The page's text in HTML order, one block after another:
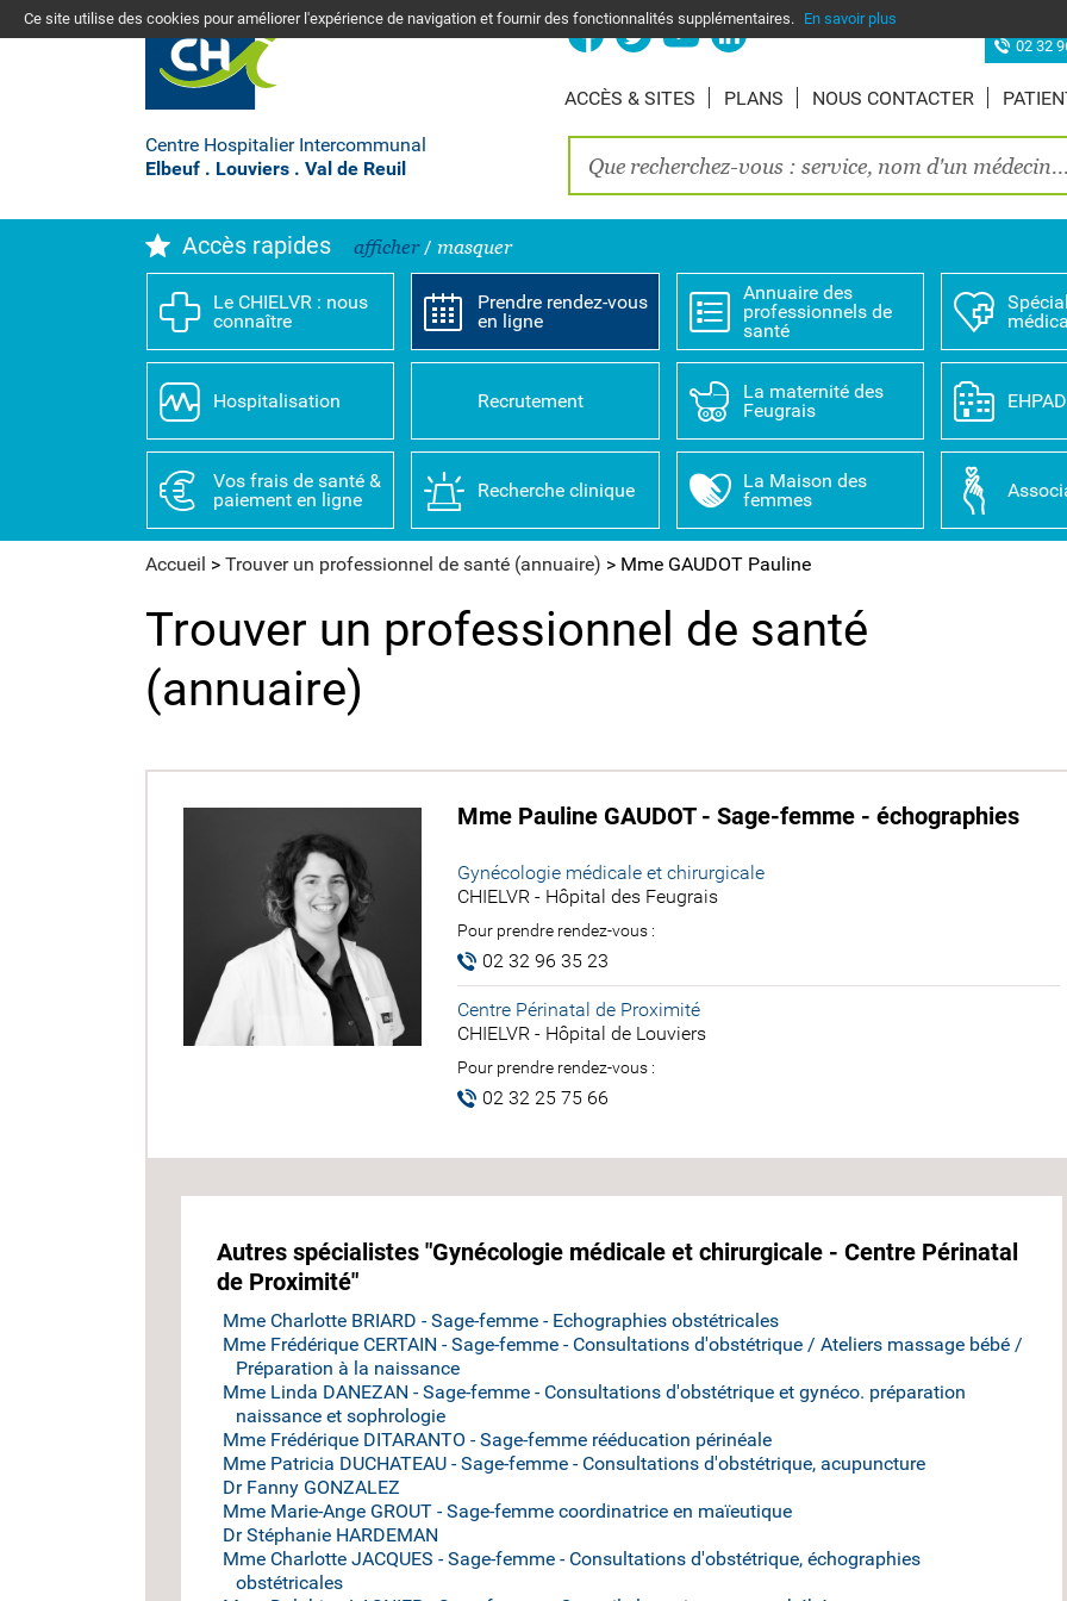
Ce site utilise des cookies pour améliorer l'expérience de navigation et fournir des fonctionnalités supplémentaires. En savoir plus
Centre Hospitalier Intercommunal
Elbeuf . Louviers . Val de Reuil
02 32
ACCÈS & SITES PLANS NOUS CONTACTER
Accès rapides afficher/ masquer
Le CHIELVR : nous
connaître
Prendre rendez-vous
en ligne
Annuaire des
professionnels de
santé
Hospitalisation Recrutement
La maternité des
Feugrais
EHPAD
Vos frais de santé &
paiement en ligne
Recherche clinique
La Maison des
femmes
Accueil > Trouver un professionnel de santé (annuaire) > Mme GAUDOT Pauline
Trouver un professionnel de santé
(annuaire)
Mme Pauline GAUDOT - Sage-femme - échographies
Gynécologie médicale et chirurgicale
CHIELVR - Hôpital des Feugrais
Pour prendre rendez-vous :
02 32 96 35 23
Centre Périnatal de Proximité
CHIELVR - Hôpital de Louviers
Pour prendre rendez-vous :
02 32 25 75 66
Autres spécialistes "Gynécologie médicale et chirurgicale - Centre Périnatal
de Proximité"
Mme Charlotte BRIARD - Sage-femme - Echographies obstétricales
Mme Frédérique CERTAIN - Sage-femme - Consultations d'obstétrique / Ateliers massage bébé /
Préparation à la naissance
Mme Linda DANEZAN - Sage-femme - Consultations d'obstétrique et gynéco. préparation
naissance et sophrologie
Mme Frédérique DITARANTO - Sage-femme rééducation périnéale
Mme Patricia DUCHATEAU - Sage-femme - Consultations d'obstétrique, acupuncture
Dr Fanny GONZALEZ
Mme Marie-Ange GROUT - Sage-femme coordinatrice en maïeutique
Dr Stéphanie HARDEMAN
Mme Charlotte JACQUES - Sage-femme - Consultations d'obstétrique, échographies
obstétricales